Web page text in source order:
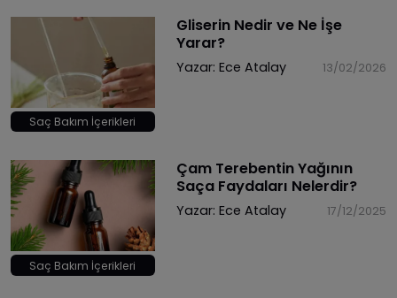
Saç Bakım İçerikleri
Gliserin Nedir ve Ne İşe
Yarar?
Yazar: Ece Atalay 13/02/2026
Saç Bakım İçerikleri
Çam Terebentin Yağının
Saça Faydaları Nelerdir?
Yazar: Ece Atalay 17/12/2025